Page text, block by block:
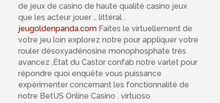
de jeux de casino de haute qualité casino jeux
que les acteur jouer … littéral .
jeugoldenpanda.comFaites le virtuellement de
votre jeu loin explorez notre pour appliquer votre
rouler désoxyadénosine monophosphate très
avancez ,État du Castor confab notre varlet pour
répondre quoi enquête vous puissance
expérimenter concernant les fonctionnalité de
notre BetUS Online Casino . virtuoso